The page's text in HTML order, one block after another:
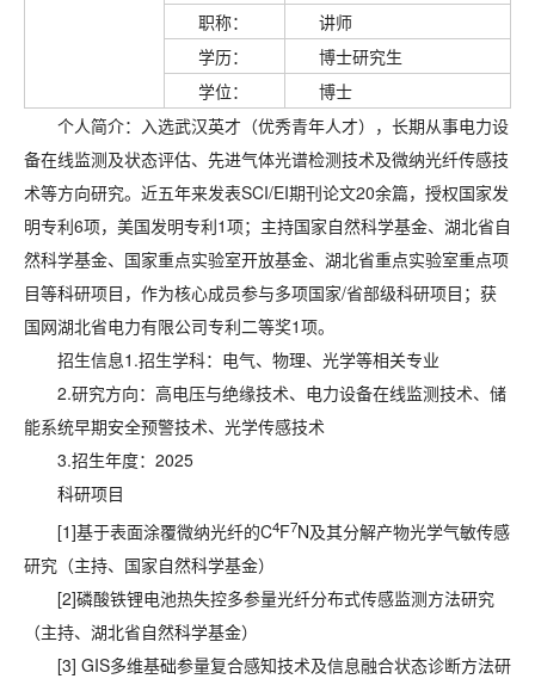
职称：
讲师
学历：
博士研究生
学位：
博士
个人简介：入选武汉英才（优秀青年人才），长期从事电力设
备在线监测及状态评估、先进气体光谱检测技术及微纳光纤传感技
术等方向研究。近五年来发表SCI/EI期刊论文20余篇，授权国家发
明专利6项，美国发明专利1项；主持国家自然科学基金、湖北省自
然科学基金、国家重点实验室开放基金、湖北省重点实验室重点项
目等科研项目，作为核心成员参与多项国家/省部级科研项目；获
国网湖北省电力有限公司专利二等奖1项。
招生信息1.招生学科：电气、物理、光学等相关专业
2.研究方向： 高电压与绝缘技术、电力设备在线监测技术、储
能系统早期安全预警技术、光学传感技术
3.招生年度：2025
科研项目
[1]基于表面涂覆微纳光纤的C4F7N及其分解产物光学气敏传感
研究（主持、国家自然科学基金）
[2]磷酸铁锂电池热失控多参量光纤分布式传感监测方法研究
（主持、湖北省自然科学基金）
[3] GIS多维基础参量复合感知技术及信息融合状态诊断方法研